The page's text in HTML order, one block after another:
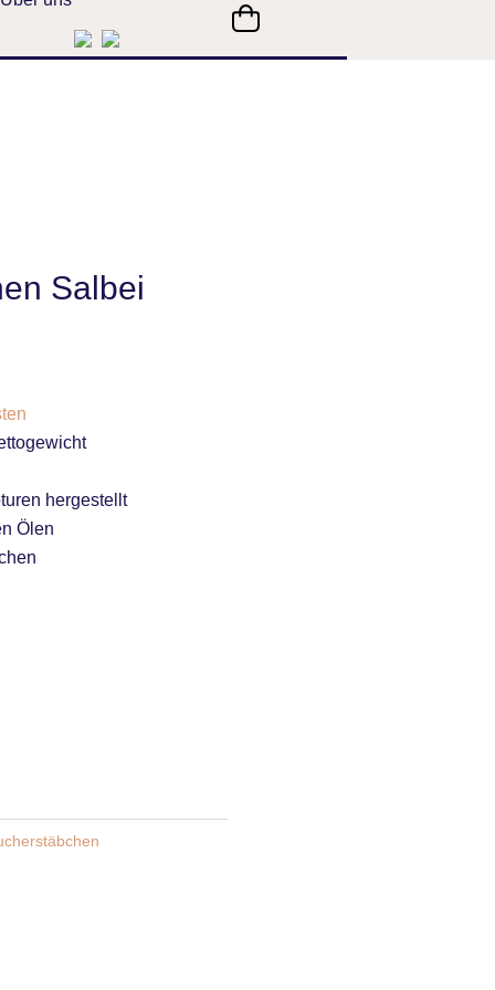
Salbei
hergestellt
Ölen